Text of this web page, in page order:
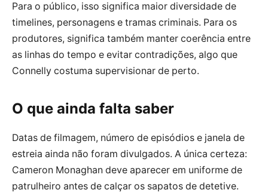
Para o público, isso significa maior diversidade de
timelines, personagens e tramas criminais. Para os
produtores, significa também manter coerência entre
as linhas do tempo e evitar contradições, algo que
Connelly costuma supervisionar de perto.
O que ainda falta saber
Datas de filmagem, número de episódios e janela de
estreia ainda não foram divulgados. A única certeza:
Cameron Monaghan deve aparecer em uniforme de
patrulheiro antes de calçar os sapatos de detetive.